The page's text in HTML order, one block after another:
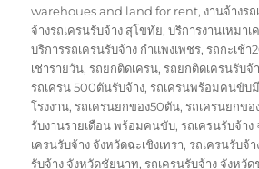
warehoues and land for rent, งานจ้างร
จ้างรถเครนรับจ้าง สุโขทัย,บริการงานเหมา
บริการรถเครนรับจ้าง กำแพงเพชร,รถกะเช้า
เช่ารายวัน,รถยกติดเครน,รถยกติดเครนรับจ้
รถเครน 500ตันรับจ้าง,รถเครนพร้อมคนขับมี
โรงงาน,รถเครนยกของ50ตัน,รถเครนยกข
รับงานรายเดือน พร้อมคนขับ,รถเครนรับจ้า
เครนรับจ้าง จังหวัดฉะเชิงเทรา,รถเครนรับจ้
รับจ้าง จังหวัดชัยนาท,รถเครนรับจ้าง จังหวั